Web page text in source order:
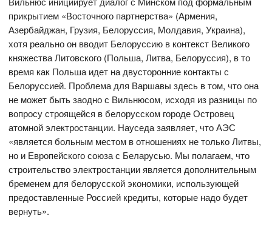
прикрытием «Восточного партнерства» (Армения,
Азербайджан, Грузия, Белоруссия, Молдавия, Украина),
хотя реально он вводит Белоруссию в контекст Великого
княжества Литовского (Польша, Литва, Белоруссия), в то
время как Польша идет на двусторонние контакты с
Белоруссией. Проблема для Варшавы здесь в том, что она
не может быть заодно с Вильнюсом, исходя из разницы по
вопросу строящейся в белорусском городе Островец
атомной электростанции. Науседа заявляет, что АЭС
«является больным местом в отношениях не только Литвы,
но и Европейского союза с Беларусью. Мы полагаем, что
строительство электростанции является дополнительным
бременем для белорусской экономики, использующей
предоставленные Россией кредиты, которые надо будет
вернуть».